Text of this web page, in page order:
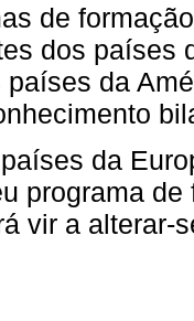
de
dos países
da
da
programa
vir a alterar-